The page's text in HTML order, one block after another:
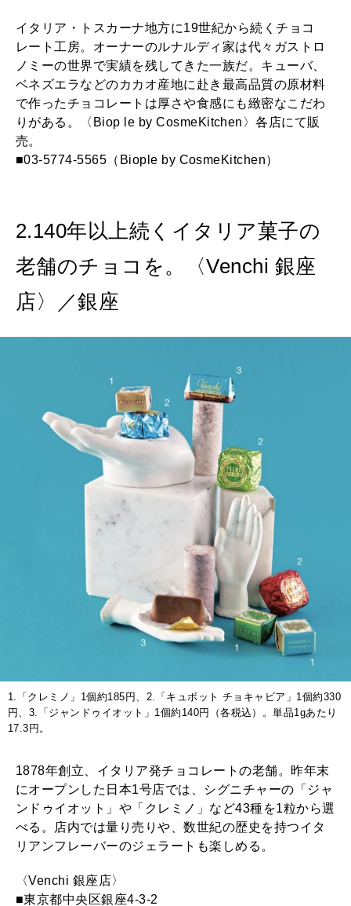
イタリア・トスカーナ地方に19世紀から続くチョコ
レート工房。オーナーのルナルディ家は代々ガストロ
ノミーの世界で実績を残してきた一族だ。キューバ、
ベネズエラなどのカカオ産地に赴き最高品質の原材料
で作ったチョコレートは厚さや食感にも緻密なこだわ
りがある。〈Biop le by CosmeKitchen〉各店にて販
売。
■03-5774-5565（Biople by CosmeKitchen）
2.140年以上続くイタリア菓子の
老舗のチョコを。〈Venchi 銀座
店〉／銀座
1.「クレミノ」1個約185円、2.「キュボット チョキャビア」1個約330
円、3.「ジャンドゥイオット」1個約140円（各税込）。単品1gあたり
17.3円。
1878年創立、イタリア発チョコレートの老舗。昨年末
にオープンした日本1号店では、シグニチャーの「ジャ
ンドゥイオット」や「クレミノ」など43種を1粒から選
べる。店内では量り売りや、数世紀の歴史を持つイタ
リアンフレーバーのジェラートも楽しめる。
〈Venchi 銀座店〉
■東京都中央区銀座4-3-2